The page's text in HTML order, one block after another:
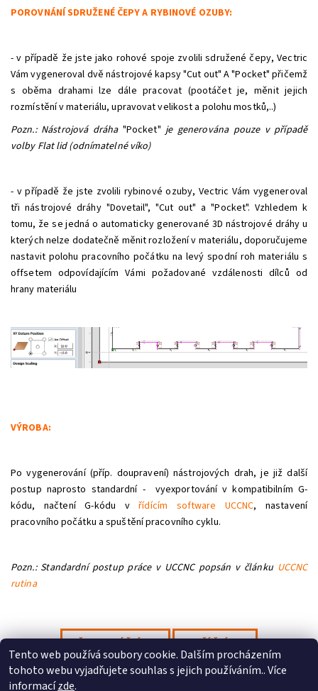
POROVNÁNÍ SDRUŽENÉ ČEPY A RYBINOVÉ OZUBY:
- v případě že jste jako rohové spoje zvolili sdružené čepy, Vectric
Vám vygeneroval dvě nástrojové kapsy "Cut out" A "Pocket" přičemž
s oběma drahami lze dále pracovat (pootáčet je, měnit jejich
rozmístění v materiálu, upravovat velikost a polohu mostků,..)
Pozn.: Nástrojová dráha"Pocket"je generována pouze v případě
volby Flat lid (odnímatelné víko)
- v případě že jste zvolili rybinové ozuby, Vectric Vám vygeneroval
tři nástrojové dráhy "Dovetail", "Cut out" a "Pocket". Vzhledem k
tomu, že se jedná o automaticky generované 3D nástrojové dráhy u
kterých nelze dodatečně měnit rozložení v materiálu, doporučujeme
nastavit polohu pracovního počátku na levý spodní roh materiálu s
offsetem odpovídajícím Vámi požadované vzdálenosti dílců od
hrany materiálu
VÝROBA:
Po vygenerování (příp. doupravení) nástrojových drah, je již další
postup naprosto standardní - vyexportování v kompatibilním G-
kódu, načtení G-kódu vřídícím software UCCNC, nastavení
pracovního počátku a spuštění pracovního cyklu.
Pozn.: Standardní postup práce v UCCNC popsán v článku UCCNC
rutina
PŘEDCHOZÍ ČLÁNEK DALŠÍ ČLÁNEK
Tento web používá soubory cookie. Dalším procházením
tohoto webu vyjadřujete souhlas s jejich používáním.. Více
informacízde.